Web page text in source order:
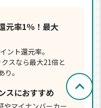
元率1％！最大
ント還元率。
スなら最大21倍と
。
スにおすすめ
やマイナンバーカー